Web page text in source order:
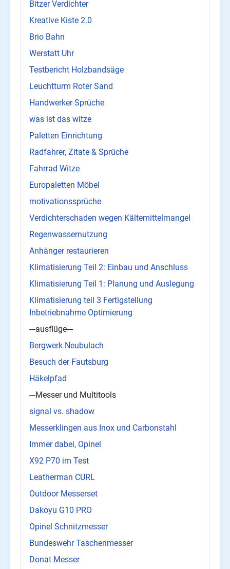
Bitzer Verdichter
Kreative Kiste 2.0
Brio Bahn
Werstatt Uhr
Testbericht Holzbandsäge
Leuchtturm Roter Sand
Handwerker Sprüche
was ist das witze
Paletten Einrichtung
Radfahrer, Zitate & Sprüche
Fahrrad Witze
Europaletten Möbel
motivationssprüche
Verdichterschaden wegen Kältemittelmangel
Regenwassernutzung
Anhänger restaurieren
Klimatisierung Teil 2: Einbau und Anschluss
Klimatisierung Teil 1: Planung und Auslegung
Klimatisierung teil 3 Fertigstellung
Inbetriebnahme Optimierung
---ausflüge---
Bergwerk Neubulach
Besuch der Fautsburg
Häkelpfad
---Messer und Multitools
signal vs. shadow
Messerklingen aus Inox und Carbonstahl
Immer dabei, Opinel
X92 P70 im Test
Leatherman CURL
Outdoor Messerset
Dakoyu G10 PRO
Opinel Schnitzmesser
Bundeswehr Taschenmesser
Donat Messer